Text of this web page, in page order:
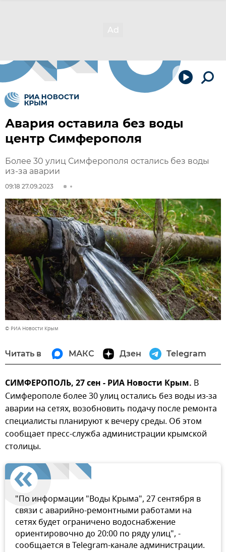
Авария оставила без воды
центр Симферополя
Более 30 улиц Симферополя остались без воды
из-за аварии
09:18 27.09.2023
© РИА Новости Крым
Читать в МАКС Дзен Telegram
СИМФЕРОПОЛЬ, 27 сен - РИА Новости Крым. В
Симферополе более 30 улиц остались без воды из-за
аварии на сетях, возобновить подачу после ремонта
специалисты планируют к вечеру среды. Об этом
сообщает пресс-служба администрации крымской
столицы.
"По информации "Воды Крыма", 27 сентября в
связи с аварийно-ремонтными работами на
сетях будет ограничено водоснабжение
ориентировочно до 20:00 по ряду улиц", -
сообщается в Telegram-канале администрации.